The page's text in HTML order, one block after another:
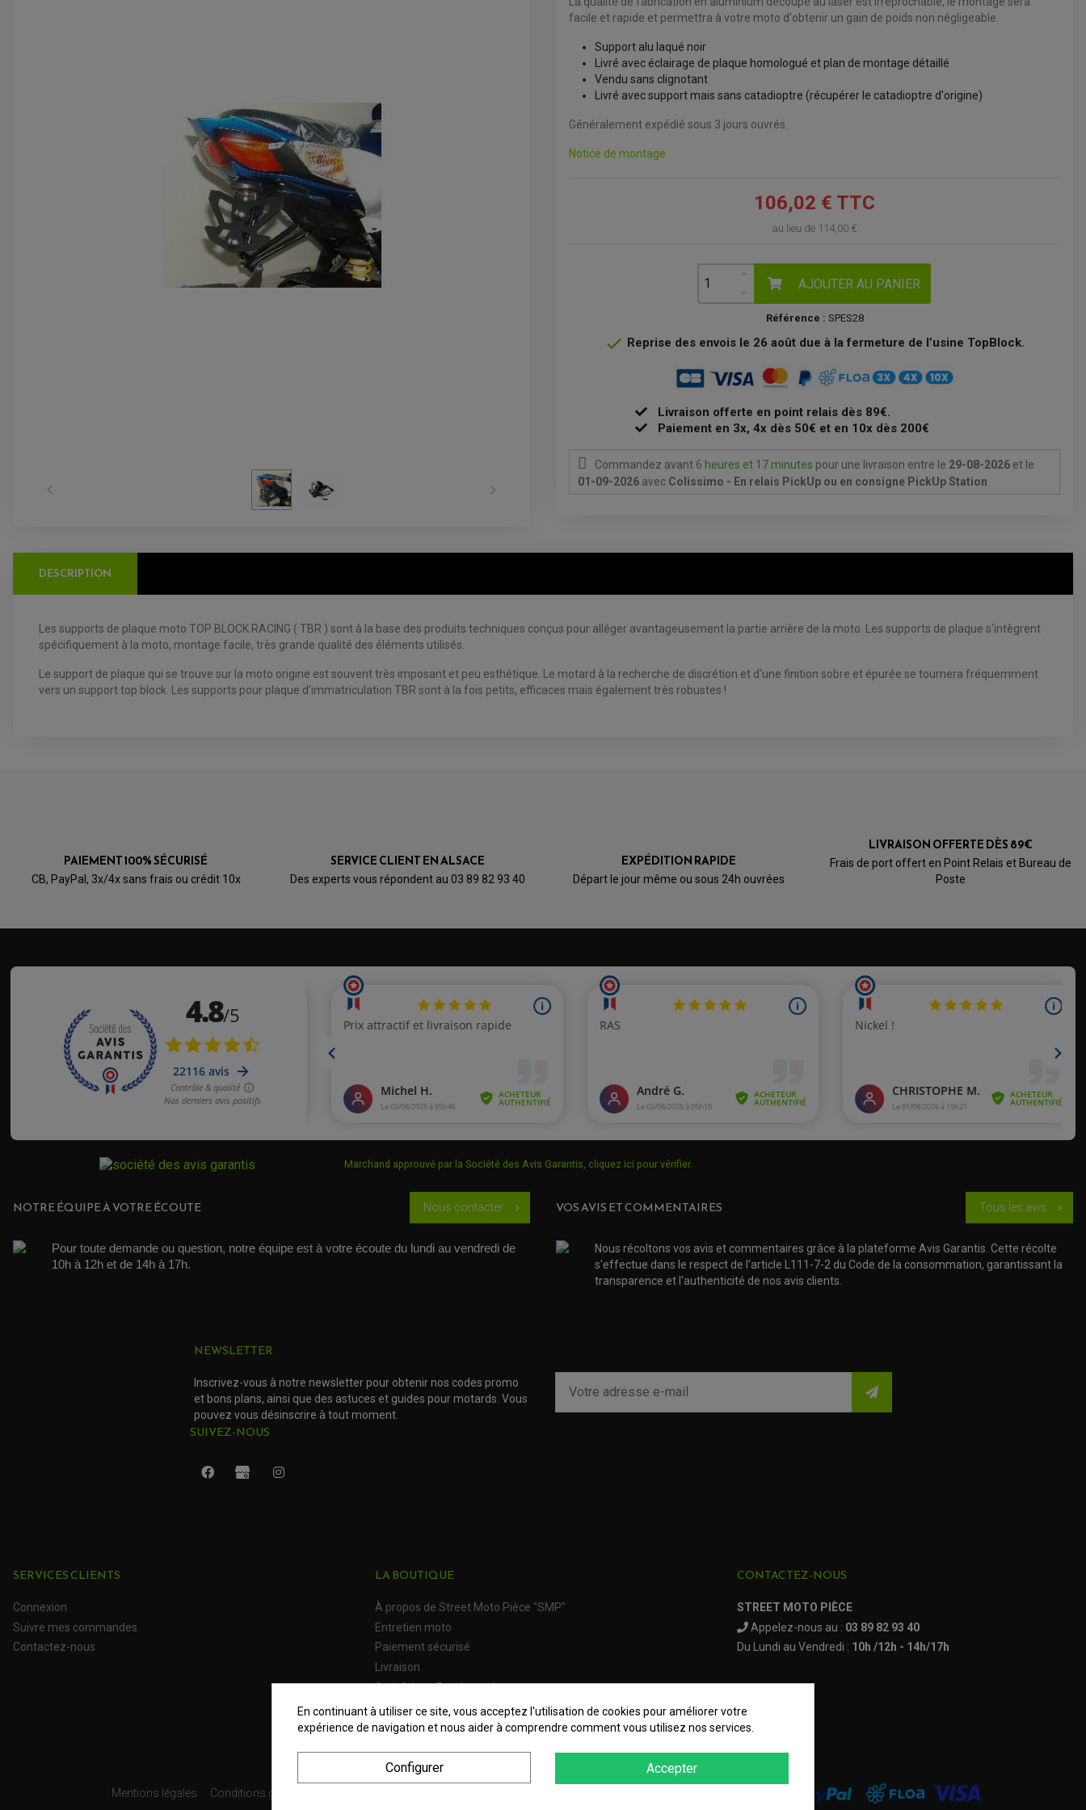
VOIR LE PANIER
 
facile et rapide et permettra à votre moto d'obtenir un gain de poids non négligeable.
Support alu laqué noir
Livré avec éclairage de plaque homologué et plan de montage détaillé
Vendu sans clignotant
Livré avec support mais sans catadioptre (récupérer le catadioptre d'origine)
Généralement expédié sous 3 jours ouvrés.
Notice de montage
106,02 € TTC
au lieu de 114,00 €
AJOUTER AU PANIER
Référence : SPES28
 Reprise des envois le 26 août due à la fermeture de l’usine TopBlock.
Livraison offerte en point relais dès 89€.
Paiement en 3x, 4x dès 50€ et en 10x dès 200€
Commandez avant 6 heures et 17 minutes pour une livraison entre le 29-08-2026 et le
01-09-2026 avec Colissimo - En relais PickUp ou en consigne PickUp Station
DESCRIPTION
Les supports de plaque moto TOP BLOCK RACING ( TBR ) sont à la base des produits techniques conçus pour alléger avantageusement la partie arrière de la moto. Les supports de plaque s'intègrent
spécifiquement à la moto, montage facile, très grande qualité des éléments utilisés.
Le support de plaque qui se trouve sur la moto origine est souvent très imposant et peu esthétique. Le motard à la recherche de discrétion et d'une finition sobre et épurée se tournera fréquemment
vers un support top block. Les supports pour plaque d'immatriculation TBR sont à la fois petits, efficaces mais également très robustes !
PAIEMENT 100% SÉCURISÉ
CB, PayPal, 3x/4x sans frais ou crédit 10x
SERVICE CLIENT EN ALSACE
Des experts vous répondent au 03 89 82 93 40
EXPÉDITION RAPIDE
Départ le jour même ou sous 24h ouvrées
LIVRAISON OFFERTE DÈS 89€
Frais de port offert en Point Relais et Bureau de
Poste
Marchand approuvé par la Société des Avis Garantis, cliquez ici pour vérifier.
NOTRE ÉQUIPE À VOTRE ÉCOUTE Nous contacter chevron_right
Pour toute demande ou question, notre équipe est à votre écoute du lundi au vendredi de
10h à 12h et de 14h à 17h.
VOS AVIS ET COMMENTAIRES Tous les avis chevron_right
Nous récoltons vos avis et commentaires grâce à la plateforme Avis Garantis. Cette récolte
s'effectue dans le respect de l'article L111-7-2 du Code de la consommation, garantissant la
transparence et l'authenticité de nos avis clients.
NEWSLETTER
Inscrivez-vous à notre newsletter pour obtenir nos codes promo
et bons plans, ainsi que des astuces et guides pour motards. Vous
pouvez vous désinscrire à tout moment.
SUIVEZ-NOUS
SERVICES CLIENTS
Connexion
Suivre mes commandes
Contactez-nous
LA BOUTIQUE
À propos de Street Moto Pièce "SMP"
Entretien moto
Paiement sécurisé
Livraison
Satisfait ou Remboursé
CONTACTEZ-NOUS
STREET MOTO PIÈCE
Appelez-nous au : 03 89 82 93 40
Du Lundi au Vendredi : 10h /12h - 14h/17h
Mentions légales Conditions générales
En continuant à utiliser ce site, vous acceptez l'utilisation de cookies pour améliorer votre
expérience de navigation et nous aider à comprendre comment vous utilisez nos services.
Configurer Accepter